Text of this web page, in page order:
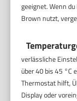
geeignet. Wenn
Brown nutzt,
verlässliche
über 40 bis 45 °C
Thermostat hilft,
Display oder